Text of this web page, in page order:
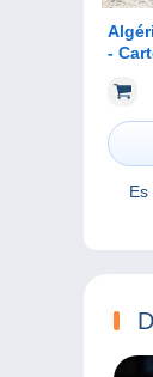
- Carte-Photo - Militaire
Es